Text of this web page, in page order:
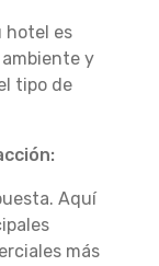
hotel es
y
tipo de
Aquí
más